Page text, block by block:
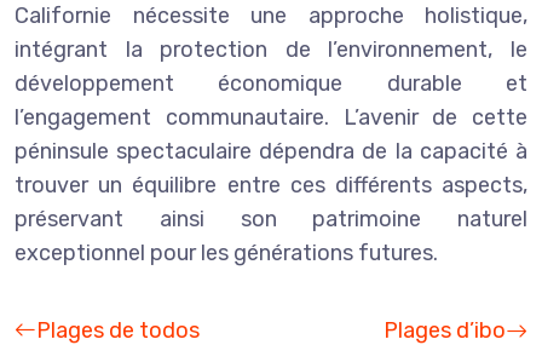
Californie nécessite une approche holistique,
intégrant la protection de l’environnement, le
développement économique durable et
l’engagement communautaire. L’avenir de cette
péninsule spectaculaire dépendra de la capacité à
trouver un équilibre entre ces différents aspects,
préservant ainsi son patrimoine naturel
exceptionnel pour les générations futures.
Plages de todos
Plages d’ibo